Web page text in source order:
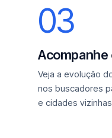
03
Acompanhe
Veja a evolução
nos buscadores
e cidades